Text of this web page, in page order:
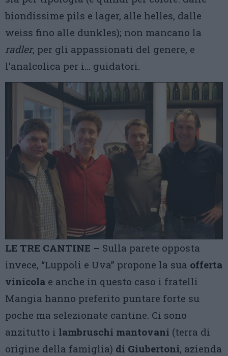
biondissime pils e lager, alle helles, dalle
weiss fino alle dunkles); non mancano la
radler, per gli appassionati del genere, e
l’analcolica per i… guidatori.
LE TRE CANTINE – Sulla parete opposta
invece, “Luppoli e Uva” propone la sua offerta
vinicola e anche in questo caso i fratelli
Mangia hanno preferito puntare forte su
poche ma selezionate cantine. Ci sono
anzitutto i lambruschi mantovani (terra di
origine della famiglia) di Giubertoni, azienda